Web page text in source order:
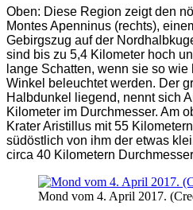
Oben: Diese Region zeigt den
Montes Apenninus (rechts),
Gebirgszug auf der
sind bis zu 5,4 Kilometer hoch
lange Schatten, wenn sie so
Winkel beleuchtet werden. Der
Halbdunkel liegend, nennt sich
Kilometer im Durchmesser. Am
Krater Aristillus mit 55
südöstlich von ihm der etwas
circa 40 Kilometern
Mond vom 4. April 2017.